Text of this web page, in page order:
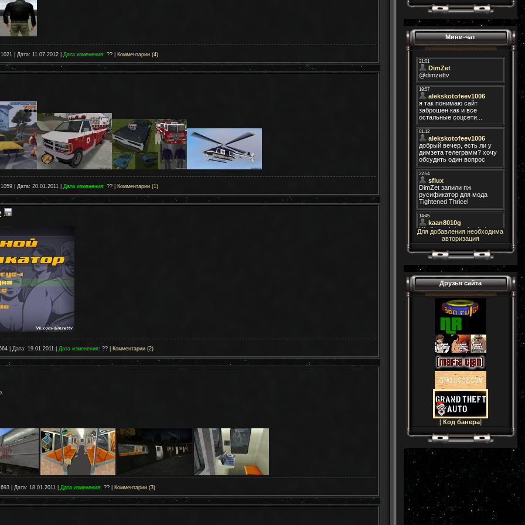
| Дата: 11.07.2012| Дата изменения: ?? | Комментарии (4)
| Дата: 20.01.2011| Дата изменения: ?? | Комментарии (1)
| Дата: 19.01.2011| Дата изменения: ?? | Комментарии (2)
| Дата: 18.01.2011 Дата изменения: ?? | Комментарии (3)
Мини-чат
Для добавления необходима
авторизация
Друзья сайта
[ Код банера]